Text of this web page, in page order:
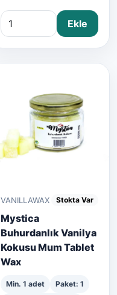
Ekle
VANILLAWAX Stokta Var
Mystica
Buhurdanlık Vanilya
Kokusu Mum Tablet
Wax
Min. 1 adet
Paket: 1